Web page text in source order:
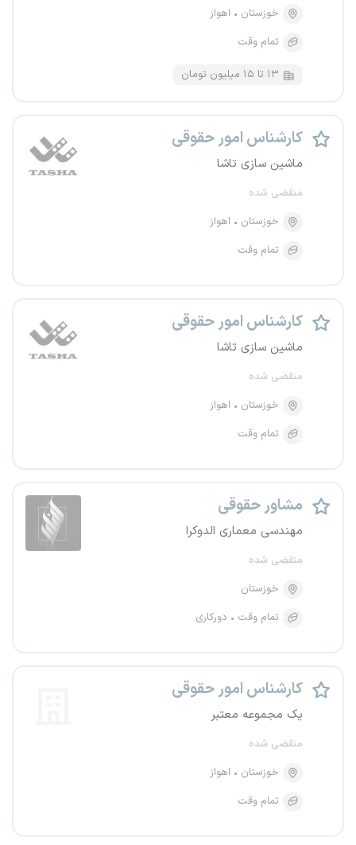
خوزستان
اهواز
تمام وقت
۱۳ تا ۱۵ میلیون تومان
کارشناس امور حقوقی
ماشین سازی تاشا
منقضی شده
خوزستان
اهواز
تمام وقت
کارشناس امور حقوقی
ماشین سازی تاشا
منقضی شده
خوزستان
اهواز
تمام وقت
مشاور حقوقی
مهندسی معماری الدوکرا
منقضی شده
خوزستان
تمام وقت
دورکاری
کارشناس امور حقوقی
یک مجموعه معتبر
منقضی شده
خوزستان
اهواز
تمام وقت